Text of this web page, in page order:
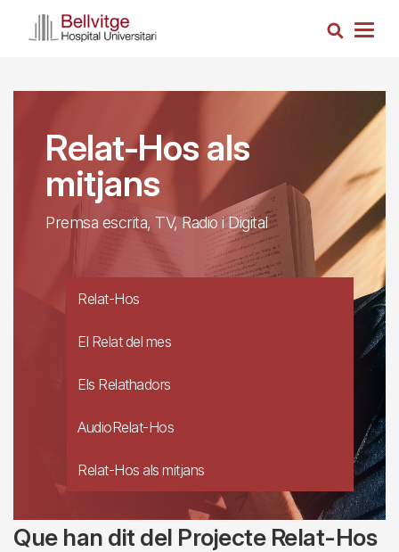
Search
Relat-Hos als
mitjans
Premsa escrita, TV, Radio i Digital
Relat-Hos
El Relat del mes
Els Relathadors
AudioRelat-Hos
Relat-Hos als mitjans
Que han dit del Projecte Relat-Hos